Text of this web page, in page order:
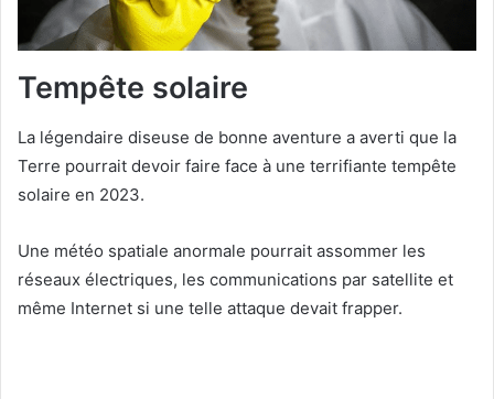
Tempête solaire
La légendaire diseuse de bonne aventure a averti que la
Terre pourrait devoir faire face à une terrifiante tempête
solaire en 2023.
Une météo spatiale anormale pourrait assommer les
réseaux électriques, les communications par satellite et
même Internet si une telle attaque devait frapper.